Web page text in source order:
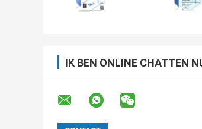
IK BEN ONLINE CHATTEN